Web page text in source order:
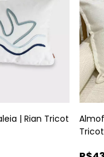
| Rian Tricot
Tricot